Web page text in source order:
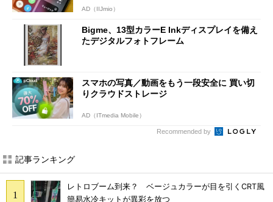
AD（IIJmio）
Bigme、13型カラーE Inkディスプレイを備え
たデジタルフォトフレーム
スマホの写真／動画をもう一段安全に 買い切
りクラウドストレージ
AD（ITmedia Mobile）
Recommended by
記事ランキング
レトロブーム到来？ ベージュカラーが目を引くCRT風
簡易水冷キットが異彩を放つ